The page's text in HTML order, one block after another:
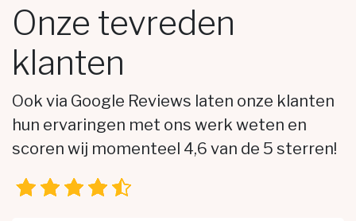
Onze tevreden
klanten
Ook via Google Reviews laten onze klanten
hun ervaringen met ons werk weten en
scoren wij momenteel 4,6 van de 5 sterren!